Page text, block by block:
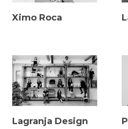
Ximo Roca
Lagranja Design